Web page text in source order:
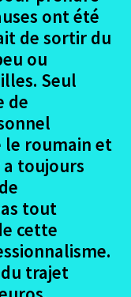
ont été
de sortir du
ou
Seul
de
le roumain et
a toujours
tout
cette
trajet